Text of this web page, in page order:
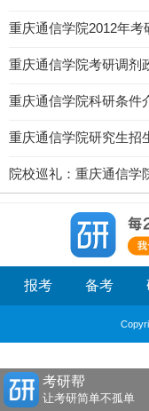
重庆通信学院2012年考
重庆通信学院考研调剂
重庆通信学院科研条件
重庆通信学院研究生招
院校巡礼：重庆通信学
报考 备考
考研帮
让考研简单不孤单